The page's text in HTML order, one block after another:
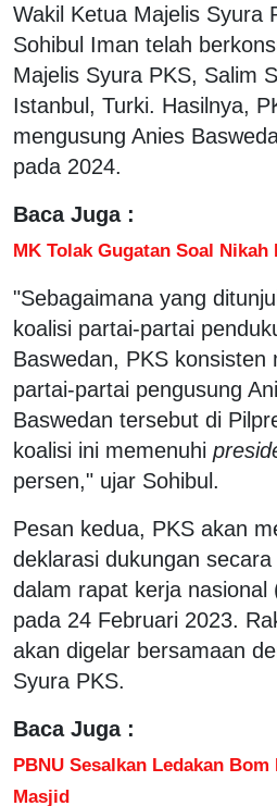
Wakil Ketua Majelis Syura
Sohibul Iman telah
Majelis Syura PKS, Salim
Istanbul, Turki. Hasilnya,
mengusung Anies
pada 2024.
Baca Juga :
MK Tolak Gugatan Soal Nikah
"Sebagaimana yang
koalisi partai-partai
Baswedan, PKS konsisten
partai-partai pengusung
Baswedan tersebut di
koalisi ini memenuhi
persen," ujar Sohibul.
Pesan kedua, PKS akan
deklarasi dukungan
dalam rapat kerja nasional
pada 24 Februari 2023.
akan digelar bersamaan
Syura PKS.
Baca Juga :
PBNU Sesalkan Ledakan
Masjid